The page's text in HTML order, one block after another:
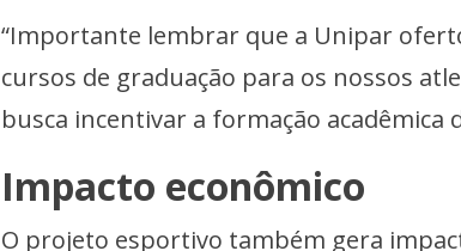
“Importante lembrar que a Unipar
cursos de graduação para os nossos
busca incentivar a formação acadêmica
Impacto econômico
O projeto esportivo também gera